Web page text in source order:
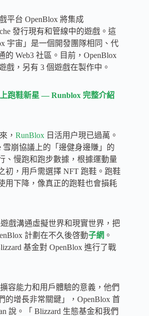
平台 OpenBlox 將集成
發行現有和管線中的遊戲。這
宇宙」是一個開發團隊相同、代
的 Web3 社區。目前，OpenBlox
戲，另有 3 個遊戲在製作中。
跑鞋新星 — Runblox 完整介紹
， RunBlox 日活用户現已過萬。
雪崩協議上的「邊健身邊賺」的
、慢跑和跑步數據，根據運動量
初，用戶需選擇 NFT 跑鞋。跑鞋
用下降，像真正的跑鞋也會損耗
戲溝通虛擬世界和現實世界，把
計劃在不久後啓動子網 。
基金對 OpenBlox 進行了戰
擴容能力和用戶體驗的意義，他們
的增長非常關鍵」，OpenBlox 首
說。「 Blizzard 生態基金和我們